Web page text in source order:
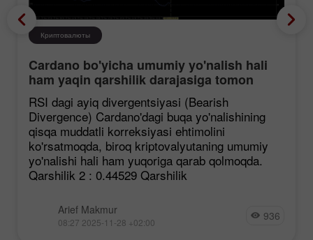
Криптовалюты
Cardano bo'yicha umumiy yo'nalish hali
ham yaqin qarshilik darajasiga tomon
mustahkamlanmoqda, garchi korreksiya
ehtimoli mavjud bo'lsa ham.
RSI dagi ayiq divergentsiyasi (Bearish
Divergence) Cardano'dagi buqa yo'nalishining
qisqa muddatli korreksiyasi ehtimolini
ko'rsatmoqda, biroq kriptovalyutaning umumiy
yo'nalishi hali ham yuqoriga qarab qolmoqda.
Qarshilik 2 : 0.44529 Qarshilik
Arief Makmur
08:27 2025-11-28 +02:00 936